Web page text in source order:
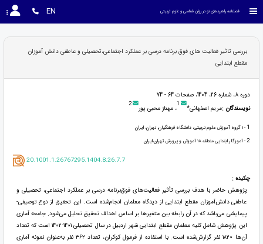
فصلنامه راهبردهای نو در روان شناسی و علوم تربیتی EN
بررسی تاثیر فعالیت های فوق برنامه درسی بر عملکرد اجتماعی،تحصیلی و عاطفی دانش آموزان
مقطع ابتدایی
دوره 8، شماره 26، 1404، صفحات 64 - 74
نویسندگان :مریم اصفهانی* 1، مهناز محبی پور 2
1 - 1 گروه آموزش علوم تربیتی، دانشگاه فرهنگیان، تهران، ایران
2- آموزگار ابتدایی منطقه 18 آموزش و پرورش تهران،ایران ‏
20.1001.1.26767295.1404.8.26.7.7
چکیده :
پژوهش حاضر با هدف بررسی تأثیر فعالیت‌های فوق‌برنامه درسی بر عملکرد اجتماعی، تحصیلی و
عاطفی دانش‌آموزان مقطع ابتدایی از دیدگاه معلمان انجام‌شده است. این تحقیق از نوع توصیفی-
پیمایشی می‌باشد که در آن رابطه بین متغیرها بر اساس اهداف تحقیق تحلیل می‌شود. جامعه آماری
این پژوهش شامل کلیه معلمان مقطع ابتدایی شهر اردبیل در سال تحصیلی ۱۴۰۱-۱۴۰۲ است که تعداد
آن‌ها ۱۸۲۰ نفر گزارش‌شده است. با استفاده از فرمول کوکران، تعداد ۳۶۲ نفر به‌عنوان نمونه آماری